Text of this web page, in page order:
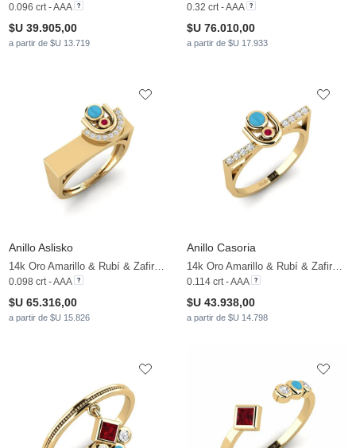
0.096 crt - AAA
$U 39.905,00
a partir de $U 13.719
0.32 crt - AAA
$U 76.010,00
a partir de $U 17.933
Anillo Aslisko
14k Oro Amarillo & Rubí & Zafiro blanco
0.098 crt - AAA
$U 65.316,00
a partir de $U 15.826
Anillo Casoria
14k Oro Amarillo & Rubí & Zafiro blanco
0.114 crt - AAA
$U 43.938,00
a partir de $U 14.798